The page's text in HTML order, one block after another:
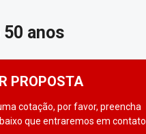
50 anos
PROPOSTA
cotação, por favor, preencha
que entraremos em contato